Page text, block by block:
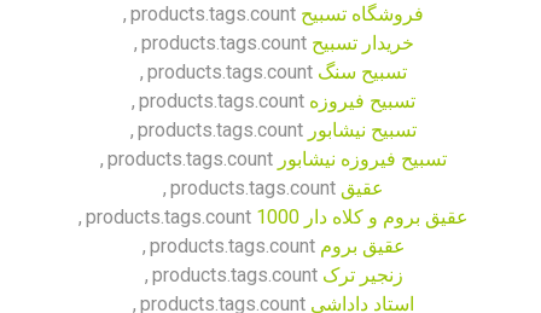
فروشگاه تسبیح products.tags.count
,
خریدار تسبیح products.tags.count
,
تسبیح سنگ products.tags.count
,
تسبیح فیروزه products.tags.count
,
تسبیح نیشابور products.tags.count
,
تسبیح فیروزه نیشابور products.tags.count
,
عقیق products.tags.count
,
عقیق بروم و کلاه دار 1000
products.tags.count
,
عقیق بروم products.tags.count
,
زنجیر ترک products.tags.count
,
استاد داداشی products.tags.count
,